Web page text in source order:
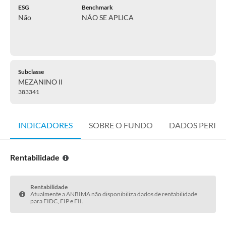
ESG
Não
Benchmark
NÃO SE APLICA
Subclasse
MEZANINO II
383341
INDICADORES SOBRE O FUNDO DADOS
Rentabilidade
Rentabilidade
Atualmente a ANBIMA não disponibiliza dados de rentabilidade
para FIDC, FIP e FII.